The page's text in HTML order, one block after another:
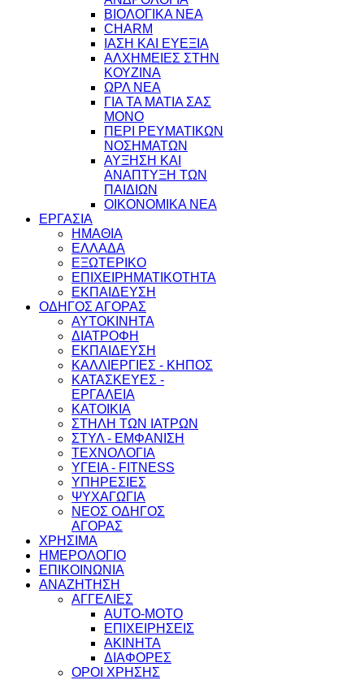
ΒΙΟΛΟΓΙΚΑ ΝΕΑ
CHARM
ΙΑΣΗ ΚΑΙ ΕΥΕΞΙΑ
ΑΛΧΗΜΕΙΕΣ ΣΤΗΝ
ΚΟΥΖΙΝΑ
ΩΡΛ ΝEA
ΓΙΑ ΤΑ ΜΑΤΙΑ ΣΑΣ
ΜΟΝΟ
ΠΕΡΙ ΡΕΥΜΑΤΙΚΩΝ
ΝΟΣΗΜΑΤΩΝ
ΑΥΞΗΣΗ ΚΑΙ
ΑΝΑΠΤΥΞΗ ΤΩΝ
ΠΑΙΔΙΩΝ
ΟΙΚΟΝΟΜΙΚΑ ΝΕΑ
ΕΡΓΑΣΙΑ
ΗΜΑΘΙΑ
ΕΛΛΑΔΑ
ΕΞΩΤΕΡΙΚΟ
ΕΠΙΧΕΙΡΗΜΑΤΙΚΟΤΗΤΑ
ΕΚΠΑΙΔΕΥΣΗ
ΟΔΗΓΟΣ ΑΓΟΡΑΣ
ΑΥΤΟΚΙΝΗΤΑ
ΔΙΑΤΡΟΦΗ
ΕΚΠΑΙΔΕΥΣΗ
ΚΑΛΛΙΕΡΓΙΕΣ - ΚΗΠΟΣ
ΚΑΤΑΣΚΕΥΕΣ -
ΕΡΓΑΛΕΙΑ
ΚΑΤΟΙΚΙΑ
ΣΤΗΛΗ ΤΩΝ ΙΑΤΡΩΝ
ΣΤΥΛ - ΕΜΦΑΝΙΣΗ
ΤΕΧΝΟΛΟΓΙΑ
ΥΓΕΙΑ - FITNESS
ΥΠΗΡΕΣΙΕΣ
ΨΥΧΑΓΩΓΙΑ
ΝΕΟΣ ΟΔΗΓΟΣ
ΑΓΟΡΑΣ
ΧΡΗΣΙΜΑ
ΗΜΕΡΟΛΟΓΙΟ
ΕΠΙΚΟΙΝΩΝΙΑ
ΑΝΑΖΗΤΗΣΗ
ΑΓΓΕΛΙΕΣ
AUTO-MOTO
ΕΠΙΧΕΙΡΗΣΕΙΣ
ΑΚΙΝΗΤΑ
ΔΙΑΦΟΡΕΣ
ΟΡΟΙ ΧΡΗΣΗΣ